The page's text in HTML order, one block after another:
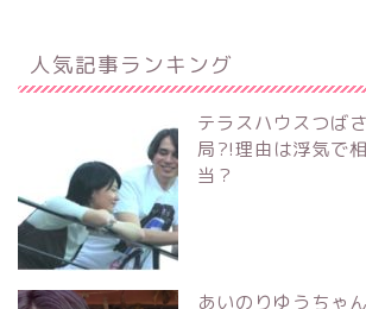
人気記事ランキング
テラスハウスつば
局?!理由は浮気で
当？
あいのりゆうちゃ